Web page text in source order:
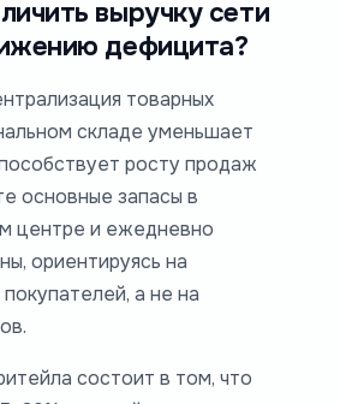
выручку сети
дефицита?
товарных
складе уменьшает
росту продаж
основные запасы в
центре и ежедневно
ориентируясь на
а не на
состоит в том, что